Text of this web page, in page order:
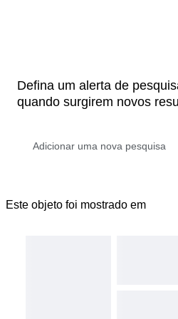
Defina um alerta de
quando surgirem novos
Este objeto foi mostrado em